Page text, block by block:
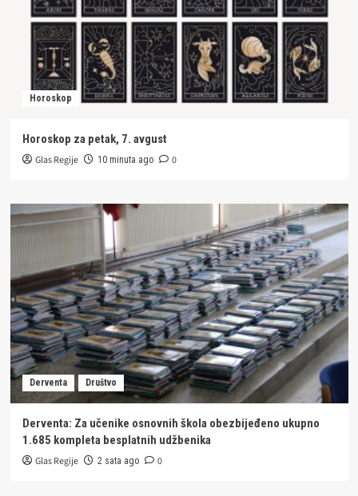
Horoskop
Horoskop za petak, 7. avgust
Glas Regije 10 minuta ago 0
Derventa Društvo
Derventa: Za učenike osnovnih škola obezbijeđeno ukupno
1.685 kompleta besplatnih udžbenika
Glas Regije 2 sata ago 0